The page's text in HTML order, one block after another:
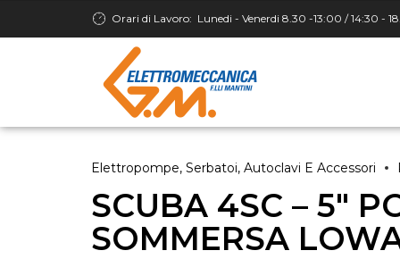
Orari di Lavoro: Lunedi - Venerdi 8.30 -13:00 / 14:30 -
Elettropompe, Serbatoi, Autoclavi E Accessori
SCUBA 4SC – 5″
SOMMERSA